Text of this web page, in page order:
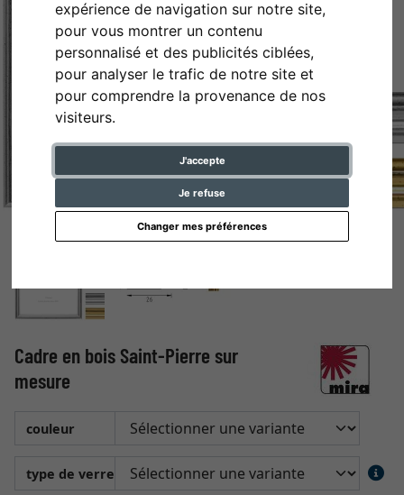
expérience de navigation sur notre site,
pour vous montrer un contenu
personnalisé et des publicités ciblées,
pour analyser le trafic de notre site et
pour comprendre la provenance de nos
visiteurs.
J'accepte
Je refuse
Changer mes préférences
Retour
Cadre en bois Saint-Pierre sur
mesure
couleur
type de verre